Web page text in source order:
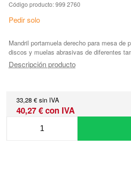
Código producto: 999 2760
Pedir solo
Mandril portamuela derecho para mesa de
discos y muelas abrasivas de diferentes
Descripción producto
33,28 € sin IVA
40,27 € con IVA